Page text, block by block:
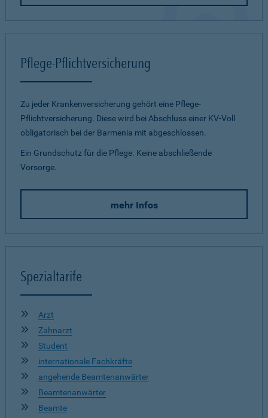
Pflege-Pflichtversicherung
Zu jeder Krankenversicherung gehört eine Pflege-
Pflichtversicherung. Diese wird bei Abschluss einer KV-Voll
obligatorisch bei der Barmenia mit abgeschlossen.
Ein Grundschutz für die Pflege. Keine abschließende
Vorsorge.
mehr Infos
Spezialtarife
Arzt
Zahnarzt
Student
internationale Fachkräfte
angehende Beamtenanwärter
Beamtenanwärter
Beamte